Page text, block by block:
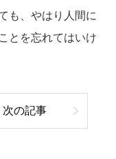
も、やはり人間に
とを忘れてはいけ
次の記事